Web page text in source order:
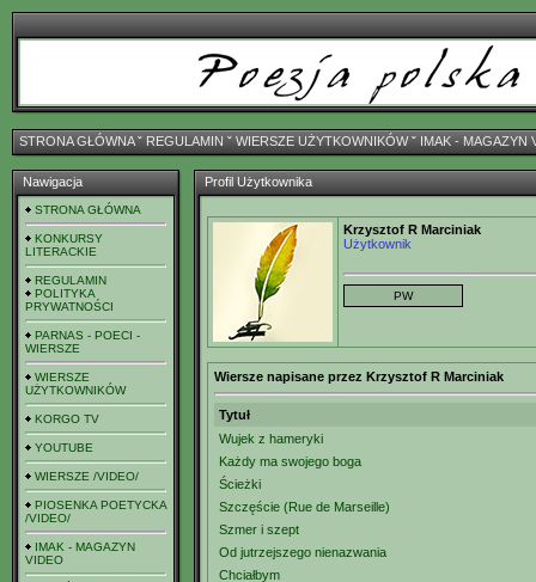
STRONA GŁÓWNAˇ REGULAMIN ˇ WIERSZE UŻYTKOWNIKÓWˇ IMAK - MAGAZYN
Nawigacja
STRONA GŁÓWNA
KONKURSY
LITERACKIE
REGULAMIN
POLITYKA
PRYWATNOŚCI
PARNAS - POECI -
WIERSZE
WIERSZE
UŻYTKOWNIKÓW
KORGO TV
YOUTUBE
WIERSZE /VIDEO/
PIOSENKA POETYCKA
/VIDEO/
IMAK - MAGAZYN
VIDEO
Profil Użytkownika
Krzysztof R Marciniak
Użytkownik
Wiersze napisane przez Krzysztof R Marciniak
Tytuł
Wujek z hameryki
Każdy ma swojego boga
Ścieżki
Szczęście (Rue de Marseille)
Szmer i szept
Od jutrzejszego nienazwania
Chciałbym